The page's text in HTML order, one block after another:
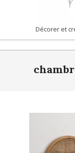
|
LIVING
Décorer et
Navigation